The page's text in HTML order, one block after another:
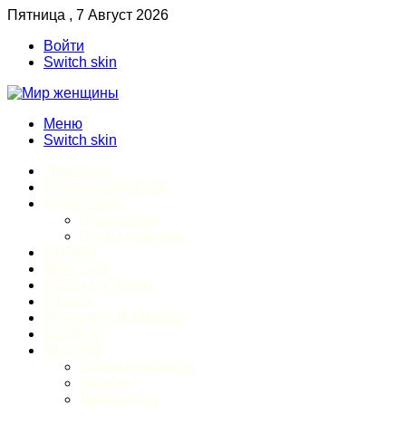
Пятница , 7 Август 2026
Войти
Switch skin
Меню
Switch skin